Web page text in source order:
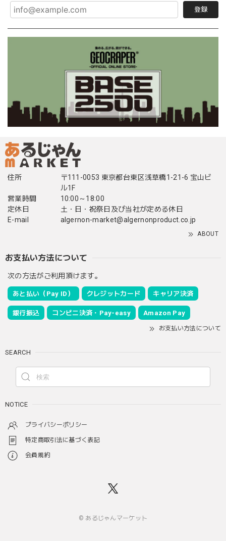
登録
住所
〒111-0053 東京都台東区浅草橋1-21-6 宝山ビ
ル1F
営業時間
10:00～18:00
定休日
土・日・祝祭日及び当社が定める休日
E-mail
algernon-market@algernonproduct.co.jp
ABOUT
お支払い方法について
次の方法がご利用頂けます。
あと払い（Pay ID） クレジットカード キャリア決済
銀行振込 コンビニ決済・Pay-easy Amazon Pay
お支払い方法について
SEARCH
NOTICE
プライバシーポリシー
特定商取引法に基づく表記
会員規約
© あるじゃんマーケット